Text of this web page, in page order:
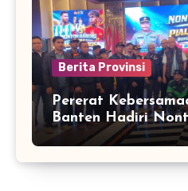
Berita Provinsi
Pererat
Banten Hadiri
Kapolda Final